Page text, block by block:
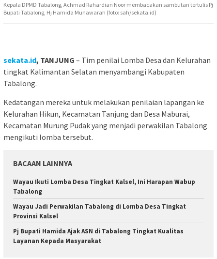
Kepala DPMD Tabalong, Achmad Rahardian Noor membacakan sambutan tertulis Pj
Bupati Tabalong, Hj Hamida Munawarah (foto: sah/sekata.id)
sekata.id, TANJUNG – Tim penilai Lomba Desa dan Kelurahan
tingkat Kalimantan Selatan menyambangi Kabupaten
Tabalong.
Kedatangan mereka untuk melakukan penilaian lapangan ke
Kelurahan Hikun, Kecamatan Tanjung dan Desa Maburai,
Kecamatan Murung Pudak yang menjadi perwakilan Tabalong
mengikuti lomba tersebut.
BACAAN LAINNYA
Wayau Ikuti Lomba Desa Tingkat Kalsel, Ini Harapan Wabup
Tabalong
Wayau Jadi Perwakilan Tabalong di Lomba Desa Tingkat
Provinsi Kalsel
Pj Bupati Hamida Ajak ASN di Tabalong Tingkat Kualitas
Layanan Kepada Masyarakat